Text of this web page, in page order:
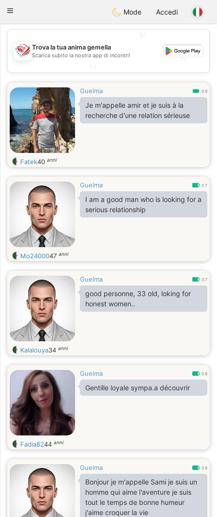
StatesDating
Toggle
Mode Accedi
💕
Trova la tua anima gemella
Scarica subito la nostra app di incontri!
Guelma 0.9
Je m'appelle amir et je suis à la
recherche d'une relation sérieuse
Fatek40 anni
Guelma 0.7
I am a good man who is looking for a
serious relationship
Mo2400047 anni
Guelma 0.7
good personne, 33 old, loking for
honest women..
Kalalouya34 anni
Guelma 0.8
Gentille loyale sympa.a découvrir
Fadia8244 anni
Guelma 0.8
Bonjour je m'appelle Sami je suis un
homme qui aime l'aventure je suis
tout le temps de bonne humeur
j'aime croquer la vie